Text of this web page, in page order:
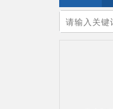
您的当前位置：首